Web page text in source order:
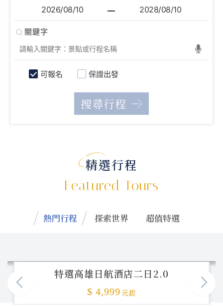
可報名 保證出發
精選行程
Featured Tours
熱門行程 探索世界 超值特選
特選高雄日航酒店二日2.0
$ 4,999 元起